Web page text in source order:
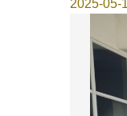
2025-05-